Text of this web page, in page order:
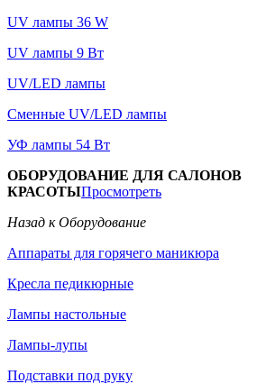
UV лампы 36 W
UV лампы 9 Вт
UV/LED лампы
Сменные UV/LED лампы
УФ лампы 54 Вт
ОБОРУДОВАНИЕ ДЛЯ САЛОНОВ
КРАСОТЫПросмотреть
Назад к Оборудование
Аппараты для горячего маникюра
Кресла педикюрные
Лампы настольные
Лампы-лупы
Подставки под руку